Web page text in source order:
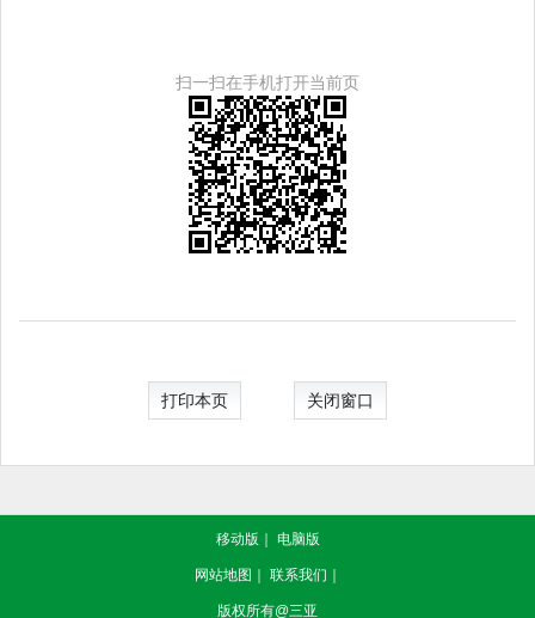
扫一扫在手机打开当前页
打印本页 关闭窗口
移动版 ｜ 电脑版
网站地图 ｜ 联系我们 ｜
版权所有@三亚